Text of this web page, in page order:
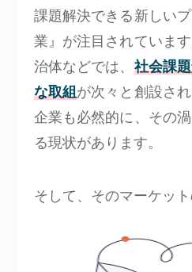
課題解決できる新しい
業』が注目されていま
治体などでは、 社会課
な取組が次々と創設さ
企業も必然的に、その
る現状があります。
そして、そのマーケット